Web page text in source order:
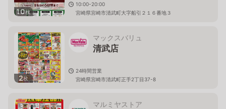
10枚
10:00-20:00
宮崎県宮崎市清武町大字船引２１６番地３
2枚
マックスバリュ
清武店
24時間営業
宮崎県宮崎市清武町正手2丁目37-8
マルミヤストア